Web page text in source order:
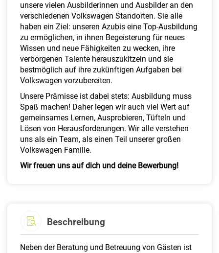
unsere vielen Ausbilderinnen und Ausbilder an den
verschiedenen Volkswagen Standorten. Sie alle
haben ein Ziel: unseren Azubis eine Top-Ausbildung
zu ermöglichen, in ihnen Begeisterung für neues
Wissen und neue Fähigkeiten zu wecken, ihre
verborgenen Talente herauszukitzeln und sie
bestmöglich auf ihre zukünftigen Aufgaben bei
Volkswagen vorzubereiten.
Unsere Prämisse ist dabei stets: Ausbildung muss
Spaß machen! Daher legen wir auch viel Wert auf
gemeinsames Lernen, Ausprobieren, Tüfteln und
Lösen von Herausforderungen. Wir alle verstehen
uns als ein Team, als einen Teil unserer großen
Volkswagen Familie.
Wir freuen uns auf dich und deine Bewerbung!
Beschreibung
Neben der Beratung und Betreuung von Gästen ist